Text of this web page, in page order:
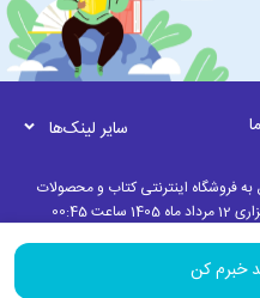
خبرم کن
سایر لینک‌ها
به فروشگاه اینترنتی کتاب و محصولات